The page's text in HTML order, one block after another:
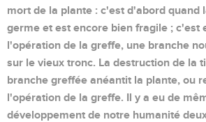
mort de la plante : c'est d'abord quand
germe et est encore bien fragile ; c'est
l'opération de la greffe, une branche
sur le vieux tronc. La destruction de la
branche greffée anéantit la plante, ou
l'opération de la greffe. Il y a eu de
développement de notre humanité